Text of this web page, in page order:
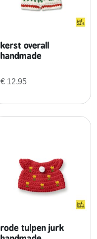
kerst overall
handmade
€ 12,95
rode tulpen jurk